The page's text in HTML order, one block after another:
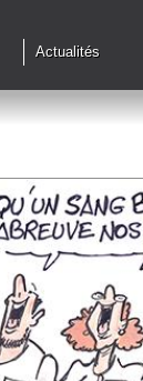
Actualités